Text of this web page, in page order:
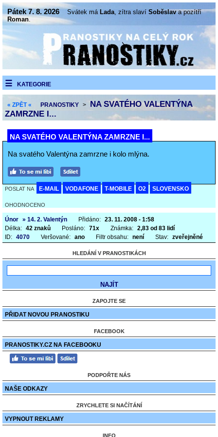
Pátek 7. 8. 2026 Svátek má Lada, zítra slaví Soběslava pozítří
Roman.
KATEGORIE
« ZPĚT « PRANOSTIKY >
NA SVATÉHO VALENTÝNA
ZAMRZNE I...
NA SVATÉHO VALENTÝNA ZAMRZNE I...
Na svatého Valentýna zamrzne i kolo mlýna.
POSLAT NA E-MAIL VODAFONE T-MOBILE O2 SLOVENSKO
OHODNOCENO
Únor » 14. 2. Valentýn Přidáno: 23. 11. 2008 - 1:58
Délka: 42 znaků Posláno: 71x Známka: 2,83 od 83 lidí
ID: 4070 Veršované: ano Filtr obsahu: není Stav: zveřejněné
HLEDÁNÍ V PRANOSTIKÁCH
ZAPOJTE SE
PŘIDAT NOVOU PRANOSTIKU
FACEBOOK
PRANOSTIKY.CZ NA FACEBOOKU
PODPOŘTE NÁS
NAŠE ODKAZY
ZRYCHLETE SI NAČÍTÁNÍ
VYPNOUT REKLAMY
INFO